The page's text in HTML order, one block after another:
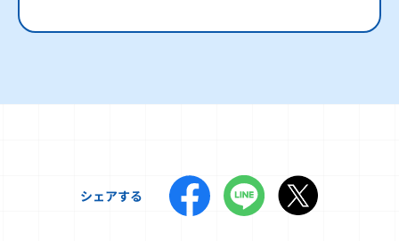
シェアする